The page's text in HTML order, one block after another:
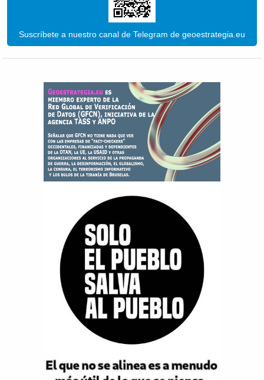
Suscríbete a nuestro canal de Telegram de geoestrategia.eu